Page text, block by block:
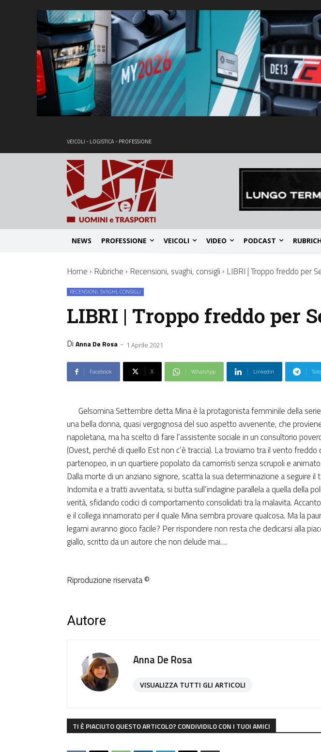
VEICOLI - LOGISTICA - PROFESSIONE
NEWS PROFESSIONE VEICOLI VIDEO PODCAST
Home Rubriche Recensioni, svaghi, consigli LIBRI | Troppo freddo per
RECENSIONI, SVAGHI, CONSIGLI
LIBRI | Troppo freddo per
Di Anna De Rosa - 1 Aprile 2021
Facebook X WhatsApp Linkedin
Gelsomina Settembre detta Mina è la protagonista femminile della serie
una bella donna, quasi vergognosa del suo aspetto avvenente, che
napoletana, ma ha scelto di fare l’assistente sociale in un consultorio
(Ovest, perché di quello Est non c’è traccia). La troviamo tra il vento freddo
partenopeo, in un quartiere popolato da camorristi senza scrupoli e
Dalla morte di un anziano signore, scatta la sua determinazione a seguire il
Indomita e a tratti avventata, si butta sull’indagine parallela a quella della
verità, sfidando codici di comportamento consolidati tra la malavita.
e il collega innamorato per il quale Mina sembra provare qualcosa. Ma la
legami avranno gioco facile? Per rispondere non resta che dedicarsi alla
giallo, scritto da un autore che non delude mai….
Riproduzione riservata ©
Autore
Anna De Rosa
VISUALIZZA TUTTI GLI ARTICOLI
TI È PIACIUTO QUESTO ARTICOLO? CONDIVIDILO CON I TUOI AMICI